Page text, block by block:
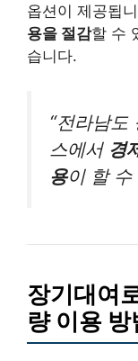
옵션이 제공됩
용을 절감할 수
습니다.
“전라남도
스에서 경
용이 할 수
장기대여
량 이용 방